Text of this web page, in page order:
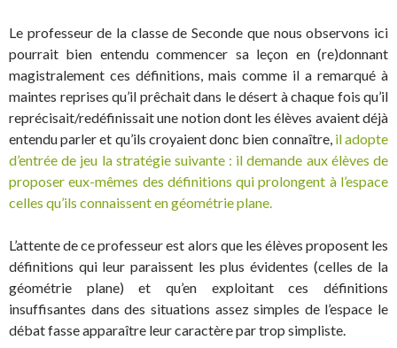
Le professeur de la classe de Seconde que nous observons ici
pourrait bien entendu commencer sa leçon en (re)donnant
magistralement ces définitions, mais comme il a remarqué à
maintes reprises qu’il prêchait dans le désert à chaque fois qu’il
reprécisait/redéfinissait une notion dont les élèves avaient déjà
entendu parler et qu’ils croyaient donc bien connaître,il adopte
d’entrée de jeu la stratégie suivante : il demande aux élèves de
proposer eux-mêmes des définitions qui prolongent à l’espace
celles qu’ils connaissent en géométrie plane.
L’attente de ce professeur est alors que les élèves proposent les
définitions qui leur paraissent les plus évidentes (celles de la
géométrie plane) et qu’en exploitant ces définitions
insuffisantes dans des situations assez simples de l’espace le
débat fasse apparaître leur caractère par trop simpliste.